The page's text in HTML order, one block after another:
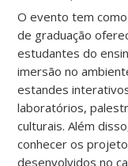
O evento tem
de graduação
estudantes do
imersão no
estandes
laboratórios,
culturais. Além
conhecer os
desenvolvidos no